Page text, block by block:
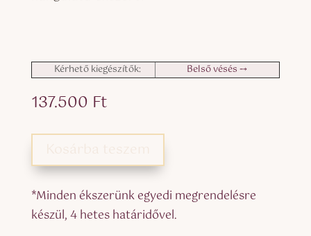
Kérhető kiegészítők: Belső vésés ⤍
137.500 Ft
*Minden ékszerünk egyedi megrendelésre
készül, 4 hetes határidővel.